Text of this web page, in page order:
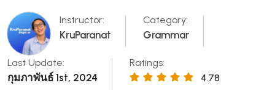
Instructor:
KruParanat
Category:
Grammar
Last Update:
กุมภาพันธ์ 1st, 2024
Ratings:
4.78